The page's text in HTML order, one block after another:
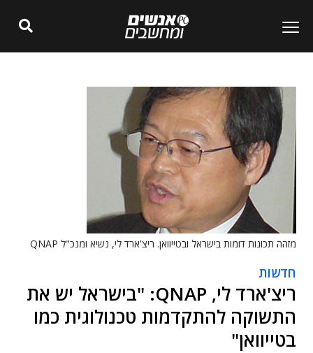
מזהה תכונות דומות בישראל ובטייוואן. ריצ'ארד לי, נשיא ומנכ"ל QNAP
חדשות
ריצ'ארד לי, QNAP: "בישראל יש את
התשוקה להתקדמות טכנולוגית כמו
בטייוואן"